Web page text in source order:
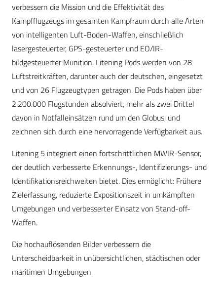
verbessern die Mission und die Effektivität des
Kampfflugzeugs im gesamten Kampfraum durch alle Arten
von intelligenten Luft-Boden-Waffen, einschließlich
lasergesteuerter, GPS-gesteuerter und EO/IR-
bildgesteuerter Munition. Litening Pods werden von 28
Luftstreitkräften, darunter auch der deutschen, eingesetzt
und von 26 Flugzeugtypen getragen. Die Pods haben über
2.200.000 Flugstunden absolviert, mehr als zwei Drittel
davon in Notfalleinsätzen rund um den Globus, und
zeichnen sich durch eine hervorragende Verfügbarkeit aus.
Litening 5 integriert einen fortschrittlichen MWIR-Sensor,
der deutlich verbesserte Erkennungs-, Identifizierungs- und
Identifikationsreichweiten bietet. Dies ermöglicht: Frühere
Zielerfassung, reduzierte Expositionszeit in umkämpften
Umgebungen und verbesserter Einsatz von Stand-off-
Waffen.
Die hochauflösenden Bilder verbessern die
Unterscheidbarkeit in unübersichtlichen, städtischen oder
maritimen Umgebungen.